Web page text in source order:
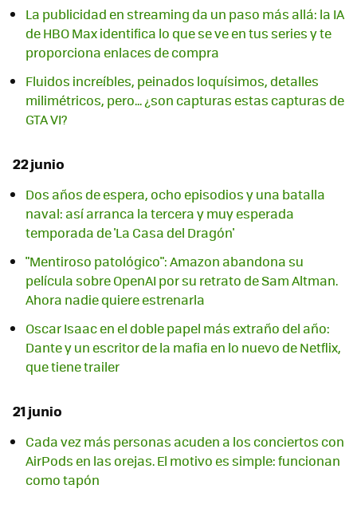
La publicidad en streaming da un paso más allá: la IA
de HBO Max identifica lo que se ve en tus series y te
proporciona enlaces de compra
Fluidos increíbles, peinados loquísimos, detalles
milimétricos, pero... ¿son capturas estas capturas de
GTA VI?
22 junio
Dos años de espera, ocho episodios y una batalla
naval: así arranca la tercera y muy esperada
temporada de 'La Casa del Dragón'
"Mentiroso patológico": Amazon abandona su
película sobre OpenAI por su retrato de Sam Altman.
Ahora nadie quiere estrenarla
Oscar Isaac en el doble papel más extraño del año:
Dante y un escritor de la mafia en lo nuevo de Netflix,
que tiene trailer
21 junio
Cada vez más personas acuden a los conciertos con
AirPods en las orejas. El motivo es simple: funcionan
como tapón